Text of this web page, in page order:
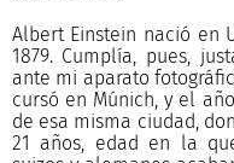
Albert Einstein nació en
1879. Cumplía, pues,
ante mi aparato
cursó en Múnich, y el
de esa misma ciudad,
21 años, edad en la